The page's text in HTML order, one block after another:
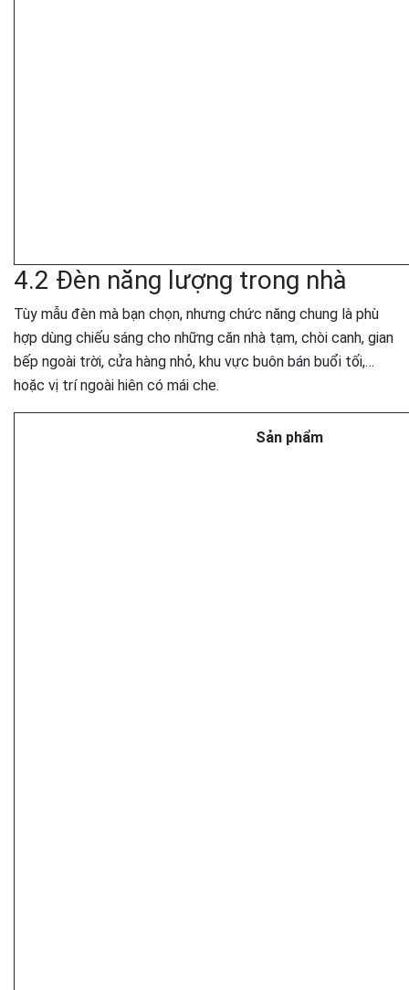
4.2 Đèn năng lượng trong nhà
Tùy mẫu đèn mà bạn chọn, nhưng chức năng chung là phù
hợp dùng chiếu sáng cho những căn nhà tạm, chòi canh, gian
bếp ngoài trời, cửa hàng nhỏ, khu vực buôn bán buổi tối,…
hoặc vị trí ngoài hiên có mái che.
Sản phẩm